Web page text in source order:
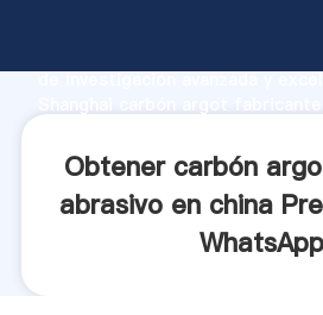
de investigación avanzada y
clientes.
Obtener carbón
abrasivo en china
WhatsApp